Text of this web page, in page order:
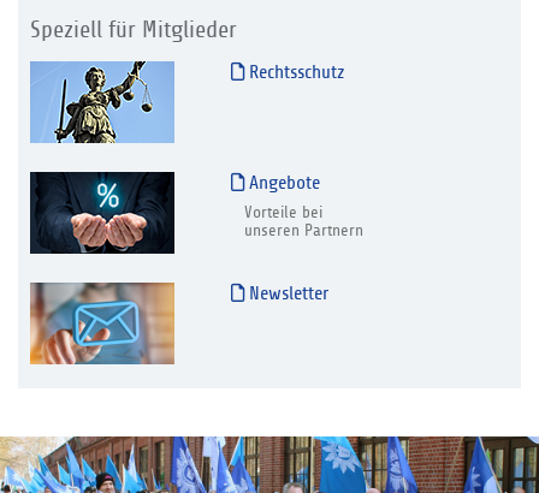
Speziell für Mitglieder
Rechtsschutz
Angebote
Vorteile bei
unseren Partnern
Newsletter